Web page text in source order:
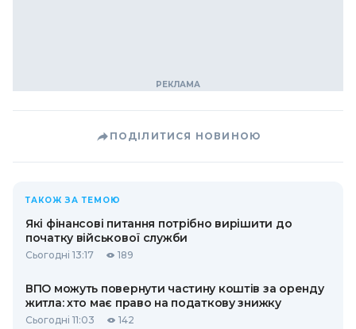
ПОДІЛИТИСЯ НОВИНОЮ
ТАКОЖ ЗА ТЕМОЮ
Які фінансові питання потрібно вирішити до
початку військової служби
Сьогодні 13:17 189
ВПО можуть повернути частину коштів за оренду
житла: хто має право на податкову знижку
Сьогодні 11:03 142